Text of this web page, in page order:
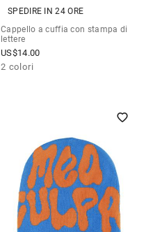
SPEDIRE IN 24 ORE
Cappello a cuffia con stampa di
lettere
US$14.00
2 colori